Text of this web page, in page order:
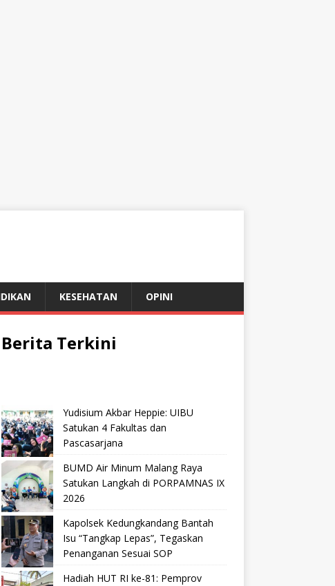
KESEHATAN OPINI
Berita Terkini
Yudisium Akbar Heppie: UIBU
Satukan 4 Fakultas dan
Pascasarjana
BUMD Air Minum Malang Raya
Satukan Langkah di PORPAMNAS IX
2026
Kapolsek Kedungkandang Bantah
Isu “Tangkap Lepas”, Tegaskan
Penanganan Sesuai SOP
Hadiah HUT RI ke-81: Pemprov